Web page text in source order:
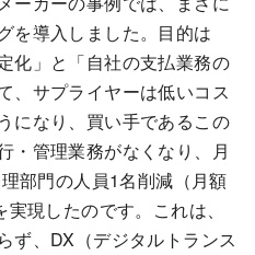
を導入しました。目的は
化」と「自社の支払業務の
、サプライヤーは低いコス
になり、買い手であるこの
・管理業務がなくなり、月
部門の人員1名削減（月額
現したのです。これは、
ず、DX（デジタルトランス